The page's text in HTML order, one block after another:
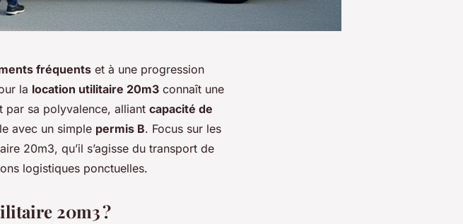
fréquents et à une progression
la location utilitaire 20m3 connaît une
par sa polyvalence, alliant capacité de
avec un simple permis B. Focus sur les
20m3, qu’il s’agisse du transport de
logistiques ponctuelles.
20m3 ?